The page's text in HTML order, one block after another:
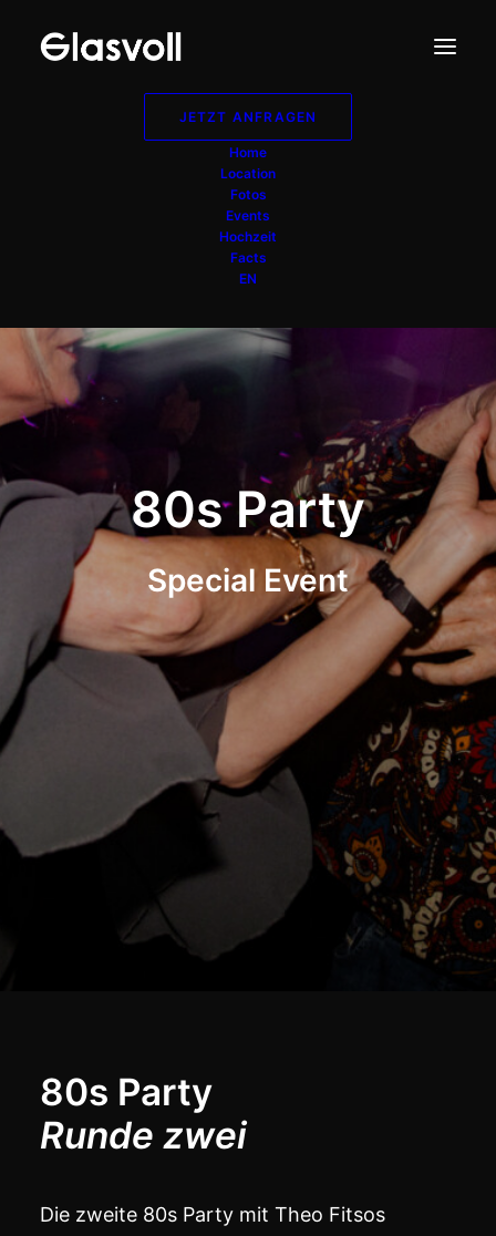
JETZT ANFRAGEN
Home
Location
Fotos
Events
Hochzeit
Facts
EN
80s Party
Special Event
80s Party
Runde zwei
Die zweite 80s Party mit Theo Fitsos